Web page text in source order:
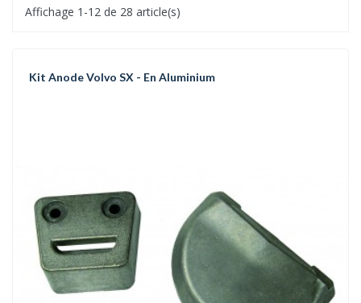
Affichage 1-12 de 28 article(s)
Kit Anode Volvo SX - En Aluminium